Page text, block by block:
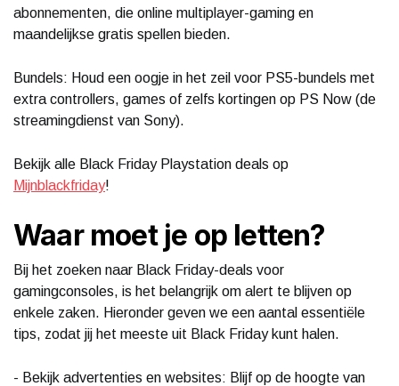
abonnementen, die online multiplayer-gaming en
maandelijkse gratis spellen bieden.
Bundels: Houd een oogje in het zeil voor PS5-bundels met
extra controllers, games of zelfs kortingen op PS Now (de
streamingdienst van Sony).
Bekijk alle Black Friday Playstation deals op
Mijnblackfriday!
Waar moet je op letten?
Bij het zoeken naar Black Friday-deals voor
gamingconsoles, is het belangrijk om alert te blijven op
enkele zaken. Hieronder geven we een aantal essentiële
tips, zodat jij het meeste uit Black Friday kunt halen.
- Bekijk advertenties en websites: Blijf op de hoogte van